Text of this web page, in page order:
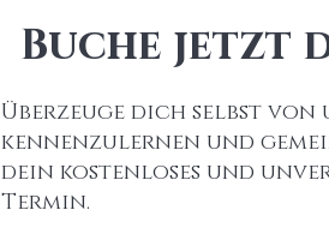
Buche jetzt
Überzeuge dich selbst
kennenzulernen und
dein kostenloses und
Termin.